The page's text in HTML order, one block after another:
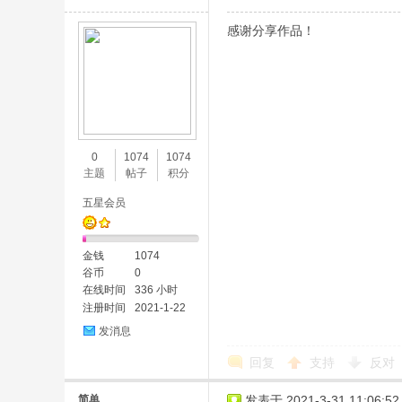
0
主题
1074
帖子
1074
积分
五星会员
金钱
1074
谷币
0
在线时间
336 小时
注册时间
2021-1-22
发消息
感谢分享作品！
回复 支持 反对
简单